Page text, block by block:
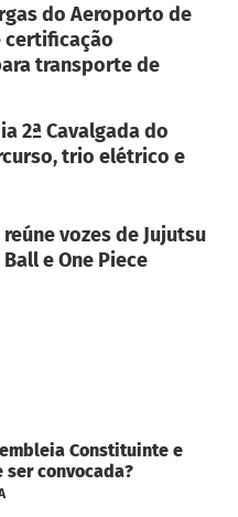
do Aeroporto de
certificação
transporte de
2ª Cavalgada do
trio elétrico e
vozes de Jujutsu
e One Piece
Constituinte e
convocada?